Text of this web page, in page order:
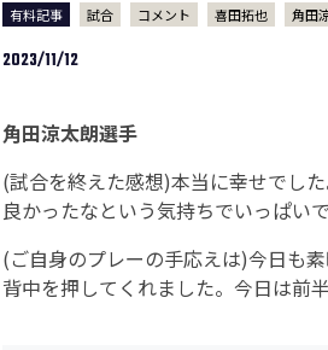
有料記事 試合 コメント 喜田拓也 角田
2023/11/12
角田涼太朗選手
(試合を終えた感想)本当に幸せでし
良かったなという気持ちでいっぱい
(ご自身のプレーの手応えは)今日も
背中を押してくれました。今日は前